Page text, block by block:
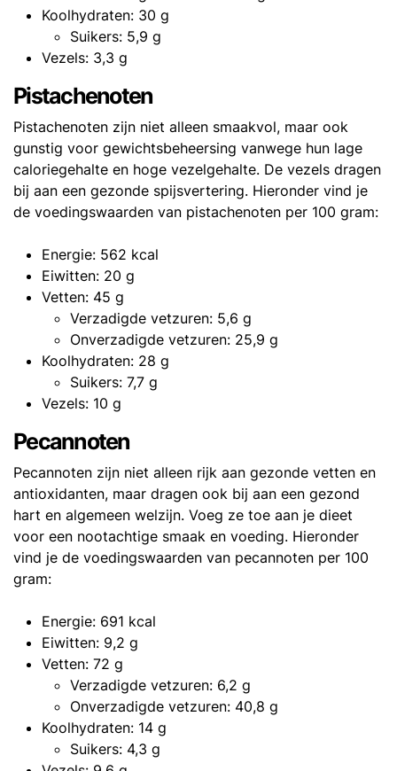
Koolhydraten: 30 g
Suikers: 5,9 g
Vezels: 3,3 g
Pistachenoten
Pistachenoten zijn niet alleen smaakvol, maar ook
gunstig voor gewichtsbeheersing vanwege hun lage
caloriegehalte en hoge vezelgehalte. De vezels dragen
bij aan een gezonde spijsvertering. Hieronder vind je
de voedingswaarden van pistachenoten per 100 gram:
Energie: 562 kcal
Eiwitten: 20 g
Vetten: 45 g
Verzadigde vetzuren: 5,6 g
Onverzadigde vetzuren: 25,9 g
Koolhydraten: 28 g
Suikers: 7,7 g
Vezels: 10 g
Pecannoten
Pecannoten zijn niet alleen rijk aan gezonde vetten en
antioxidanten, maar dragen ook bij aan een gezond
hart en algemeen welzijn. Voeg ze toe aan je dieet
voor een nootachtige smaak en voeding. Hieronder
vind je de voedingswaarden van pecannoten per 100
gram:
Energie: 691 kcal
Eiwitten: 9,2 g
Vetten: 72 g
Verzadigde vetzuren: 6,2 g
Onverzadigde vetzuren: 40,8 g
Koolhydraten: 14 g
Suikers: 4,3 g